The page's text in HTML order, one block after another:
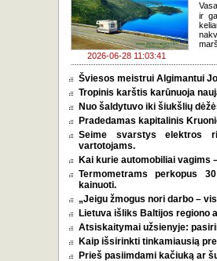
2026-06-28 11:03:41
ir
Šviesos meistrui Algimantui
Tropinis karštis karūnuoja
Nuo šaldytuvo iki šiukšlių
Pradedamas kapitalinis
Seime svarstys elektros
vartotojams.
Kai kurie automobiliai vagims
Termometrams perkopus
kainuoti.
„Jeigu žmogus nori darbo –
Lietuva išliks Baltijos regiono
Atsiskaitymai užsienyje:
Kaip išsirinkti tinkamiausią
Prieš pasiimdami kačiuką ar